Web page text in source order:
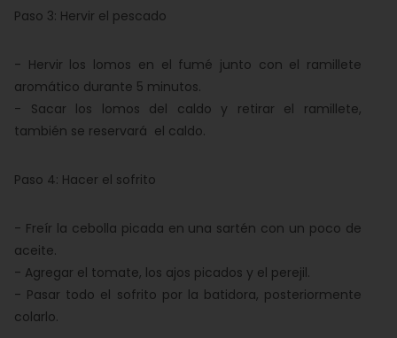
Paso 3: Hervir el pescado
- Hervir los lomos en el fumé junto con el ramillete
aromático durante 5 minutos.
- Sacar los lomos del caldo y retirar el ramillete,
también se reservará el caldo.
Paso 4: Hacer el sofrito
- Freír la cebolla picada en una sartén con un poco de
aceite.
- Agregar el tomate, los ajos picados y el perejil.
- Pasar todo el sofrito por la batidora, posteriormente
colarlo.